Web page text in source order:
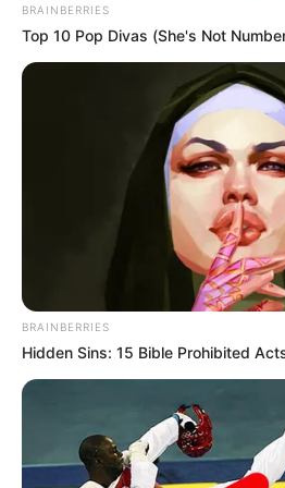
CÚCUTA
CONGESTIÓN VEHICULAR
MANTÉNGASE EN
Tenemos todas las
interesan. Para
favor, active las
TEMAS DESTACADOS
CATATUMBO
PUENTE INTERNACIONAL
BRAINBERRIES
Top 10 Pop Divas (She's Not
BRAINBERRIES
Hidden Sins: 15 Bible Prohibited